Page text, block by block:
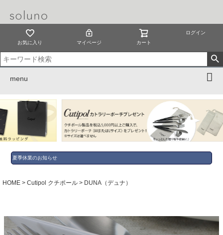
お気に入り マイページ カート
ログイン
menu
夏季休業のお知らせ
HOME Cutipol クチポール DUNA（デュナ）